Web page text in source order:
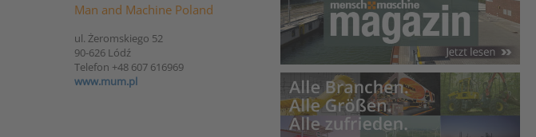
Man and Machine Poland
ul. Żeromskiego 52
90-626 Lódź
Telefon +48 607 616969
www.mum.pl